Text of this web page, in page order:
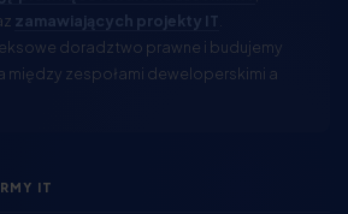
zamawiających projekty IT.
doradztwo prawne i budujemy
między zespołami deweloperskimi a
IT